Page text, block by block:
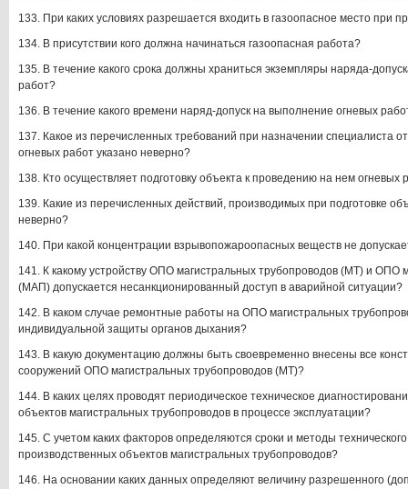
133. При каких условиях разрешается входить в газоопасное место при
134. В присутствии кого должна начинаться газоопасная работа?
135. В течение какого срока должны храниться экземпляры наряда-
работ?
136. В течение какого времени наряд-допуск на выполнение огневых
137. Какое из перечисленных требований при назначении специалиста
огневых работ указано неверно?
138. Кто осуществляет подготовку объекта к проведению на нем огневых
139. Какие из перечисленных действий, производимых при подготовке
неверно?
140. При какой концентрации взрывопожароопасных веществ не
141. К какому устройству ОПО магистральных трубопроводов (МТ) и ОПО
(МАП) допускается несанкционированный доступ в аварийной ситуации?
142. В каком случае ремонтные работы на ОПО магистральных
индивидуальной защиты органов дыхания?
143. В какую документацию должны быть своевременно внесены все
сооружений ОПО магистральных трубопроводов (МТ)?
144. В каких целях проводят периодическое техническое
объектов магистральных трубопроводов в процессе эксплуатации?
145. С учетом каких факторов определяются сроки и методы
производственных объектов магистральных трубопроводов?
146. На основании каких данных определяют величину разрешенного